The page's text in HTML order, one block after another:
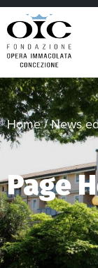
Home/News
Page